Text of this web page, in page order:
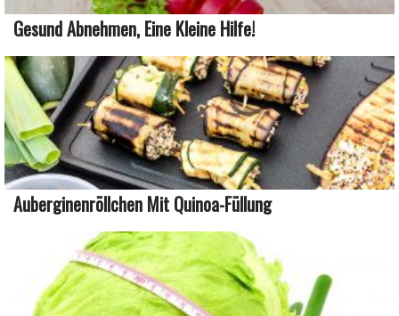
Gesund Abnehmen, Eine Kleine Hilfe!
Auberginenröllchen Mit Quinoa-Füllung